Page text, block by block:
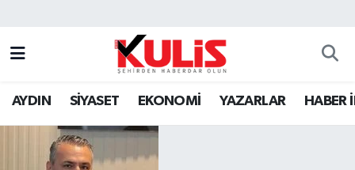
AYDIN SİYASET EKONOMİ YAZARLAR HABER